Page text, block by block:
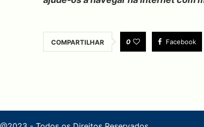
COMPARTILHAR 0 Facebook